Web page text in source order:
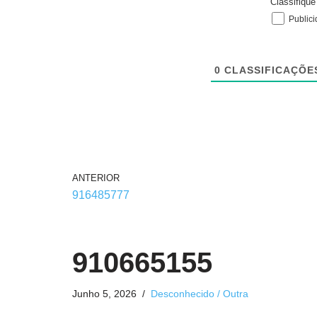
0
ANTERIOR
916485777
910665155
Junho 5, 2026 Desconhecido / Outra